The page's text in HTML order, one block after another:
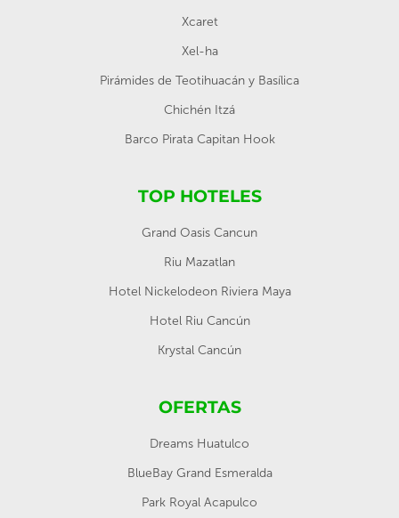
Xcaret
Xel-ha
Pirámides de Teotihuacán y Basílica
Chichén Itzá
Barco Pirata Capitan Hook
TOP HOTELES
Grand Oasis Cancun
Riu Mazatlan
Hotel Nickelodeon Riviera Maya
Hotel Riu Cancún
Krystal Cancún
OFERTAS
Dreams Huatulco
BlueBay Grand Esmeralda
Park Royal Acapulco